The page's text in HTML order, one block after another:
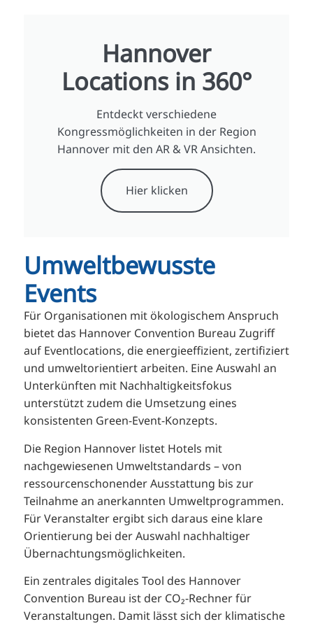
Hannover
Locations in 360°
Entdeckt verschiedene
Kongressmöglichkeiten in der Region
Hannover mit den AR & VR Ansichten.
Hier klicken
Umweltbewusste
Events
Für Organisationen mit ökologischem Anspruch
bietet das Hannover Convention Bureau Zugriff
auf Eventlocations, die energieeffizient, zertifiziert
und umweltorientiert arbeiten. Eine Auswahl an
Unterkünften mit Nachhaltigkeitsfokus
unterstützt zudem die Umsetzung eines
konsistenten Green-Event-Konzepts.
Die Region Hannover listet Hotels mit
nachgewiesenen Umweltstandards – von
ressourcenschonender Ausstattung bis zur
Teilnahme an anerkannten Umweltprogrammen.
Für Veranstalter ergibt sich daraus eine klare
Orientierung bei der Auswahl nachhaltiger
Übernachtungsmöglichkeiten.
Ein zentrales digitales Tool des Hannover
Convention Bureau ist der CO₂-Rechner für
Veranstaltungen. Damit lässt sich der klimatische